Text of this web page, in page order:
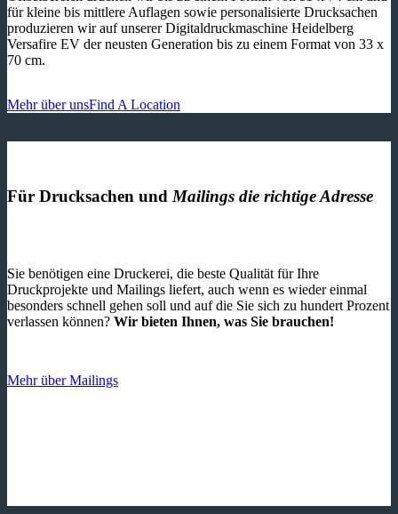
für kleine bis mittlere Auflagen sowie personalisierte Drucksachen
produzieren wir auf unserer Digitaldruckmaschine Heidelberg
Versafire EV der neusten Generation bis zu einem Format von 33 x
70 cm.
Mehr über unsFind A Location
Für Drucksachen und Mailings die richtige Adresse
Sie benötigen eine Druckerei, die beste ­Qualität für Ihre
Druckprojekte und Mailings liefert, auch wenn es wieder einmal
besonders schnell gehen soll und auf die Sie sich zu hundert Prozent
verlassen können? Wir bieten Ihnen, was Sie brauchen!
Mehr über Mailings